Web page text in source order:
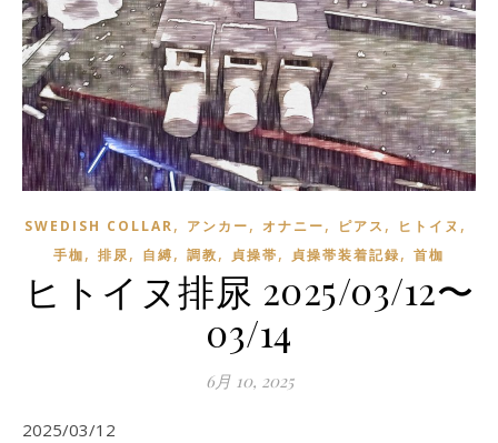
SWEDISH COLLAR, アンカー, オナニー, ピアス , ヒトイヌ ,
手枷, 排尿, 自縛, 調教, 貞操帯, 貞操帯装着記録, 首枷
ヒトイヌ排尿 2025/03/12〜
03/14
6月 10, 2025
2025/03/12